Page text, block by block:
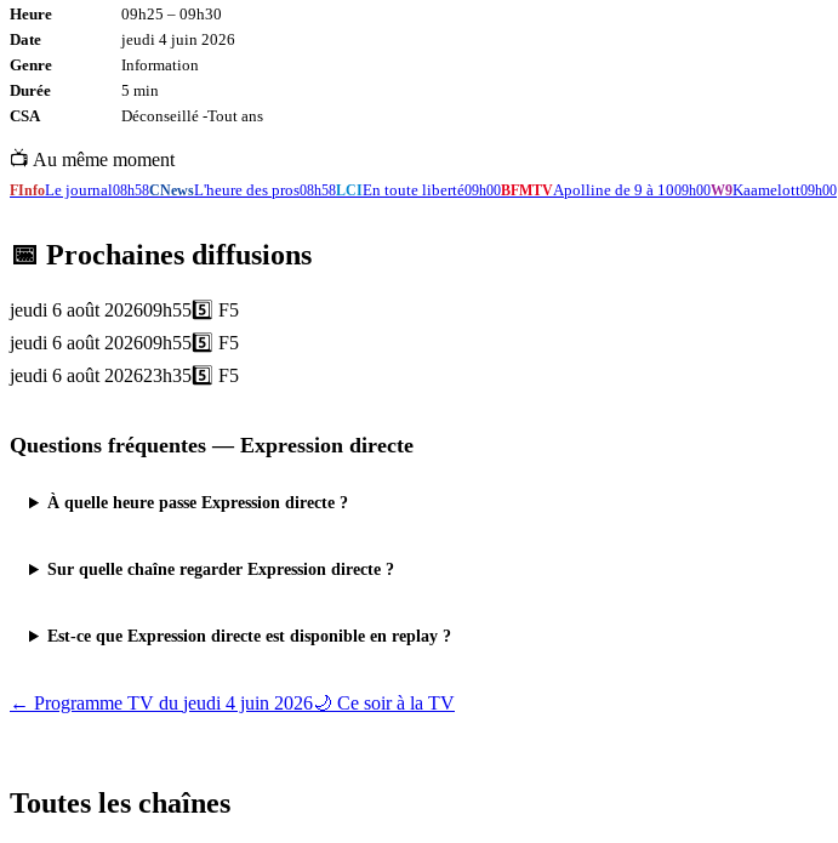
Heure
09h25 – 09h30
Date
jeudi 4 juin 2026
Genre
Information
Durée
5 min
CSA
Déconseillé -Tout ans
📺 Au même moment
FInfoLe journal08h58CNewsL'heure des pros08h58LCIEn toute liberté09h00BFMTVApolline de 9 à 1009h00W9Kaamelott09h00
📅 Prochaines diffusions
jeudi 6 août 202609h555️⃣ F5
jeudi 6 août 202609h555️⃣ F5
jeudi 6 août 202623h355️⃣ F5
Questions fréquentes — Expression directe
À quelle heure passe Expression directe ?
Sur quelle chaîne regarder Expression directe ?
Est-ce que Expression directe est disponible en replay ?
← Programme TV du jeudi 4 juin 2026🌙 Ce soir à la TV
Toutes les chaînes